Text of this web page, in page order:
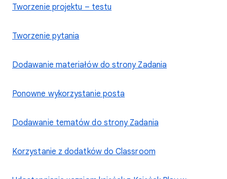
Tworzenie projektu – testu
Tworzenie pytania
Dodawanie materiałów do strony Zadania
Ponowne wykorzystanie posta
Dodawanie tematów do strony Zadania
Korzystanie z dodatków do Classroom